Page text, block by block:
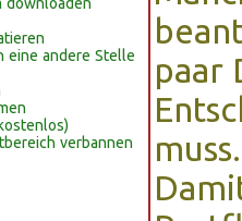
eine andere Stelle
verbannen
paar
muss.